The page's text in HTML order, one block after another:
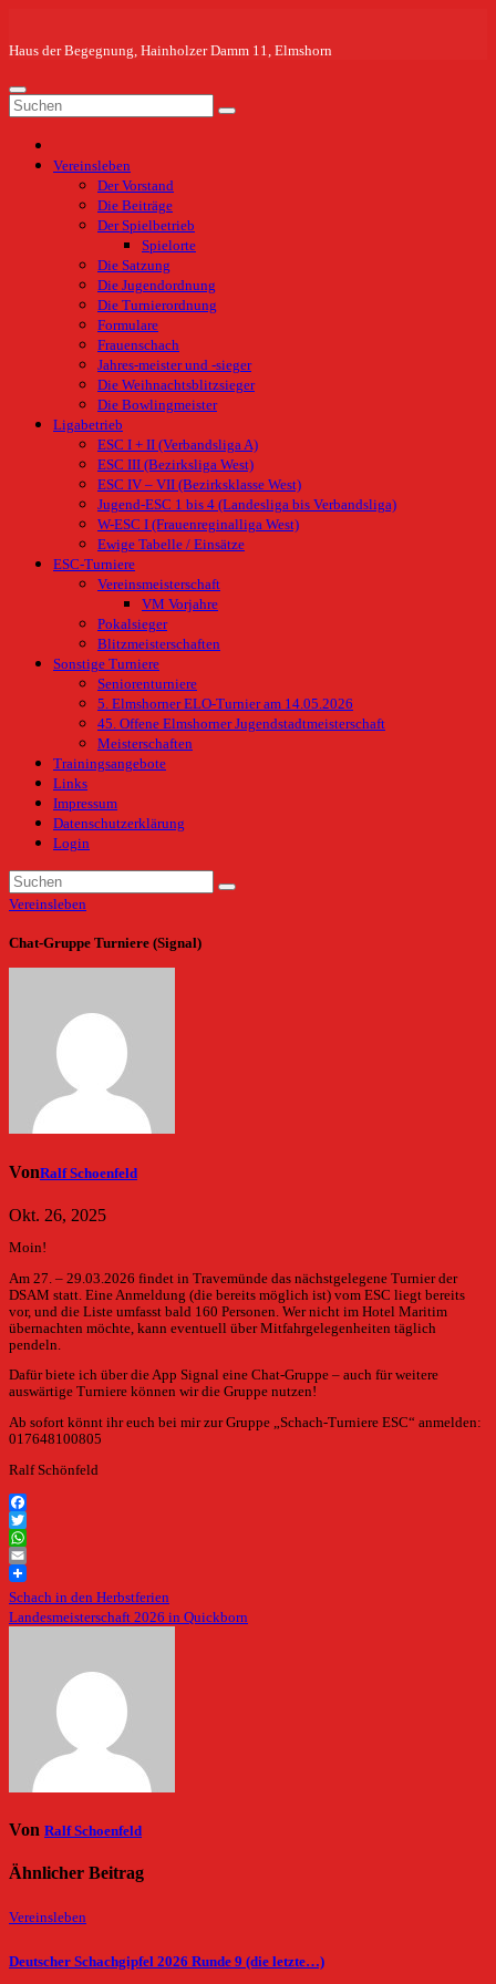
springen
Haus der Begegnung, Hainholzer Damm 11, Elmshorn
Vereinsleben
Der Vorstand
Die Beiträge
Der Spielbetrieb
Spielorte
Die Satzung
Die Jugendordnung
Die Turnierordnung
Formulare
Frauenschach
Jahres-meister und -sieger
Die Weihnachtsblitzsieger
Die Bowlingmeister
Ligabetrieb
ESC I + II (Verbandsliga A)
ESC III (Bezirksliga West)
ESC IV – VII (Bezirksklasse West)
Jugend-ESC 1 bis 4 (Landesliga bis Verbandsliga)
W-ESC I (Frauenreginalliga West)
Ewige Tabelle / Einsätze
ESC-Turniere
Vereinsmeisterschaft
VM Vorjahre
Pokalsieger
Blitzmeisterschaften
Sonstige Turniere
Seniorenturniere
5. Elmshorner ELO-Turnier am 14.05.2026
45. Offene Elmshorner Jugendstadtmeisterschaft
Meisterschaften
Trainingsangebote
Links
Impressum
Datenschutzerklärung
Login
Vereinsleben
Chat-Gruppe Turniere (Signal)
VonRalf Schoenfeld
Okt. 26, 2025
Moin!
Am 27. – 29.03.2026 findet in Travemünde das nächstgelegene Turnier der
DSAM statt. Eine Anmeldung (die bereits möglich ist) vom ESC liegt bereits
vor, und die Liste umfasst bald 160 Personen. Wer nicht im Hotel Maritim
übernachten möchte, kann eventuell über Mitfahrgelegenheiten täglich
pendeln.
Dafür biete ich über die App Signal eine Chat-Gruppe – auch für weitere
auswärtige Turniere können wir die Gruppe nutzen!
Ab sofort könnt ihr euch bei mir zur Gruppe „Schach-Turniere ESC“ anmelden:
017648100805
Ralf Schönfeld
Facebook
Twitter
WhatsApp
Email
Beitragsnavigation
Schach in den Herbstferien
Landesmeisterschaft 2026 in Quickborn
Von Ralf Schoenfeld
Ähnlicher Beitrag
Vereinsleben
Deutscher Schachgipfel 2026 Runde 9 (die letzte…)